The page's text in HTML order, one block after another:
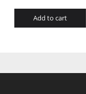
Add to cart